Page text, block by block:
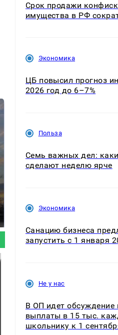
машину напали и
Срок продажи
имущества в РФ
Экономика
ЦБ повысил прогноз
2026 год до 6–7%
Польза
Семь важных дел:
сделают неделю ярче
Экономика
Санацию бизнеса
запустить с 1 января
Не у нас
В ОП идет обсуждение
выплаты в 15 тыс.
школьнику к 1